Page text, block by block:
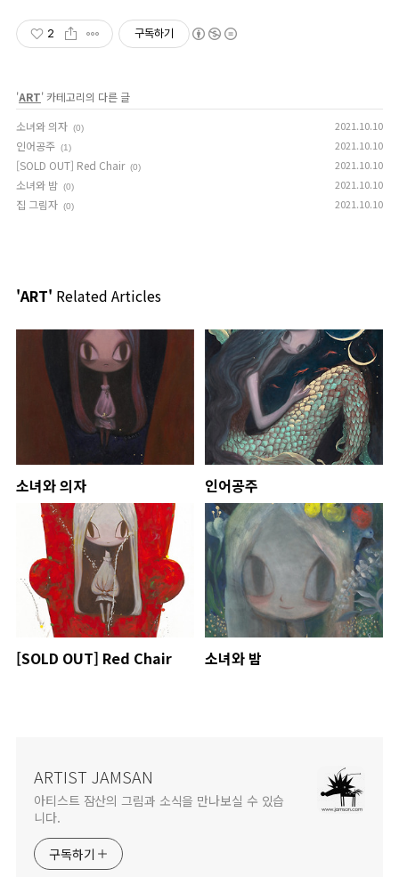
2 구독하기
'ART' 카테고리의 다른 글
소녀와 의자 (0) 2021.10.10
인어공주 (1) 2021.10.10
[SOLD OUT] Red Chair (0) 2021.10.10
소녀와 밤 (0) 2021.10.10
집 그림자 (0) 2021.10.10
'ART' Related Articles
소녀와 의자 인어공주
[SOLD OUT] Red Chair 소녀와 밤
ARTIST JAMSAN
아티스트 잠산의 그림과 소식을 만나보실 수 있습
니다.
구독하기